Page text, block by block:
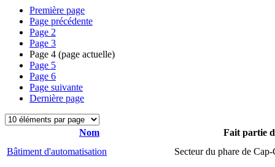
Première page
Page précédente
Page 2
Page 3
Page 4 (page actuelle)
Page 5
Page 6
Page suivante
Dernière page
Nom
Fait partie
Bâtiment d'automatisation
Secteur du phare de Cap-